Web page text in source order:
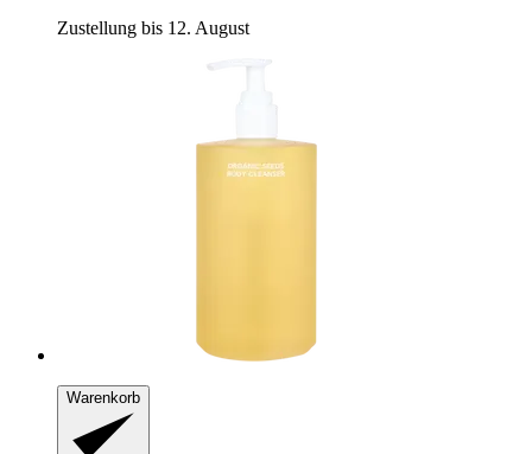
Zustellung bis 12. August
Warenkorb